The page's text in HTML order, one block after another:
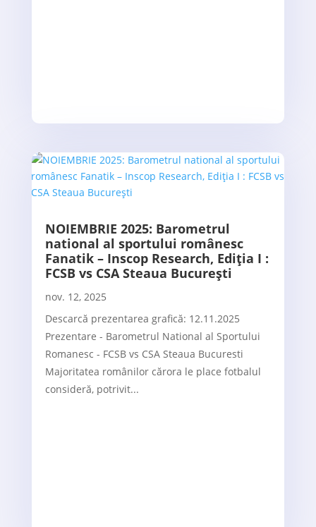
NOIEMBRIE 2025: Barometrul
national al sportului românesc
Fanatik – Inscop Research, Ediția I :
FCSB vs CSA Steaua București
nov. 12, 2025
Descarcă prezentarea grafică: 12.11.2025
Prezentare - Barometrul National al Sportului
Romanesc - FCSB vs CSA Steaua Bucuresti
Majoritatea românilor cărora le place fotbalul
consideră, potrivit...